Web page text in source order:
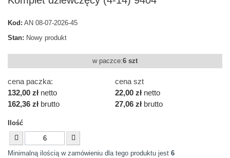
Kod: AN 08-07-2026-45
Stan: Nowy produkt
w paczce:6 szt
cena paczka:
132,00 zł netto
162,36 zł brutto
cena szt
22,00 zł netto
27,06 zł brutto
Ilość
Minimalną ilością w zamówieniu dla tego produktu jest 6